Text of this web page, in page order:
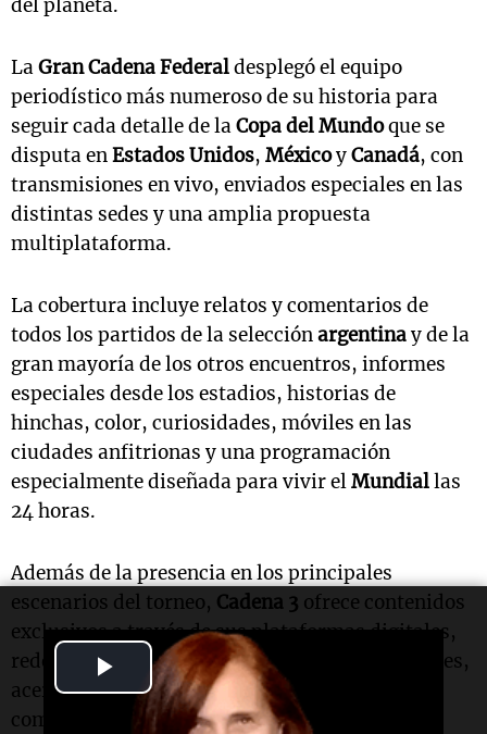
Play
Video
del planeta.
LaGran Cadena Federaldesplegó el equipo
periodístico más numeroso de su historia para
seguir cada detalle de laCopa del Mundoque se
disputa enEstados Unidos, MéxicoyCanadá, con
transmisiones en vivo, enviados especiales en las
distintas sedes y una amplia propuesta
multiplataforma.
La cobertura incluye relatos y comentarios de
todos los partidos de la selecciónargentinay de la
gran mayoría de los otros encuentros, informes
especiales desde los estadios, historias de
hinchas, color, curiosidades, móviles en las
ciudades anfitrionas y una programación
especialmente diseñada para vivir elMundiallas
24 horas.
Además de la presencia en los principales
escenarios del torneo, Cadena 3 ofrece contenidos
exclusivos a través de sus plataformas digitales,
redes sociales, sitio web y transmisiones radiales,
acercando a la audiencia cada detalle de la
competencia.